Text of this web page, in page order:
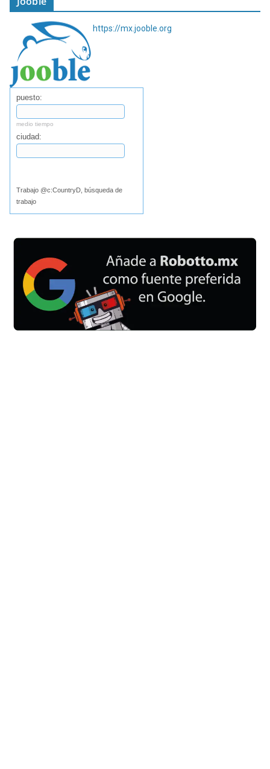
https://mx.jooble.org
puesto:
medio tiempo
ciudad:
Trabajo @c:CountryD, búsqueda de
trabajo